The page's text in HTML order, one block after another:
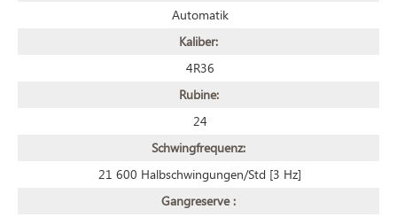
Automatik
Kaliber:
4R36
Rubine:
24
Schwingfrequenz:
21 600 Halbschwingungen/Std [3 Hz]
Gangreserve :